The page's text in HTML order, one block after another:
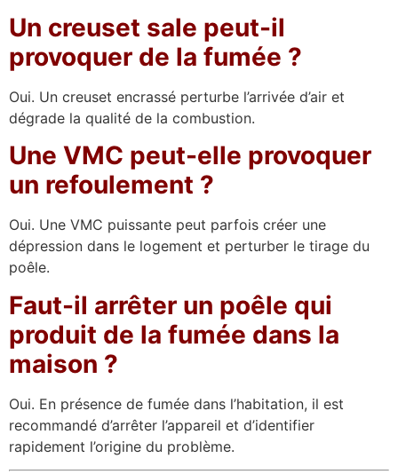
Un creuset sale peut-il
provoquer de la fumée ?
Oui. Un creuset encrassé perturbe l’arrivée d’air et
dégrade la qualité de la combustion.
Une VMC peut-elle provoquer
un refoulement ?
Oui. Une VMC puissante peut parfois créer une
dépression dans le logement et perturber le tirage du
poêle.
Faut-il arrêter un poêle qui
produit de la fumée dans la
maison ?
Oui. En présence de fumée dans l’habitation, il est
recommandé d’arrêter l’appareil et d’identifier
rapidement l’origine du problème.